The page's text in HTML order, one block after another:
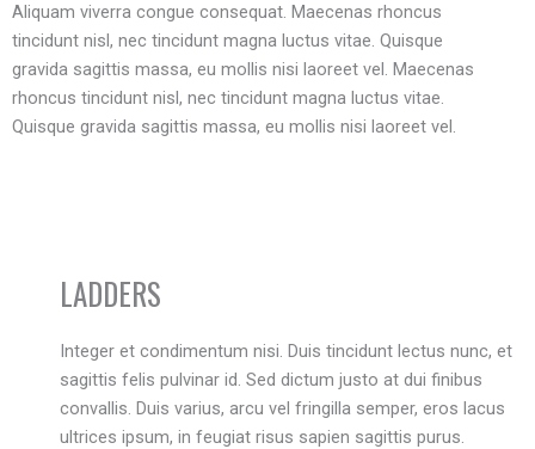
Aliquam viverra congue consequat. Maecenas rhoncus
tincidunt nisl, nec tincidunt magna luctus vitae. Quisque
gravida sagittis massa, eu mollis nisi laoreet vel. Maecenas
rhoncus tincidunt nisl, nec tincidunt magna luctus vitae.
Quisque gravida sagittis massa, eu mollis nisi laoreet vel.
LADDERS
Integer et condimentum nisi. Duis tincidunt lectus nunc, et
sagittis felis pulvinar id. Sed dictum justo at dui finibus
convallis. Duis varius, arcu vel fringilla semper, eros lacus
ultrices ipsum, in feugiat risus sapien sagittis purus.